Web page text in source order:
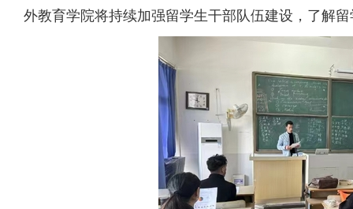
外教育学院将持续加强留学生干部队伍建设，了解